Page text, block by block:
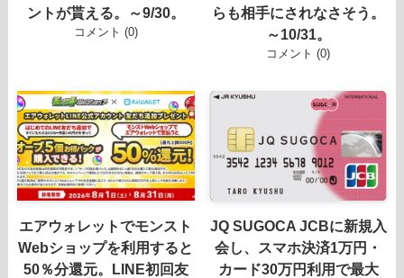
ントが貰える。～9/30。
コメント (0)
らも相手にされなさそう。
～10/31。
コメント (0)
エアウォレットでモンスト
Webショップを利用すると
50％分還元。LINE初回友
JQ SUGOCA JCBに新規入
会し、スマホ決済1万円・
カード30万円利用で最大